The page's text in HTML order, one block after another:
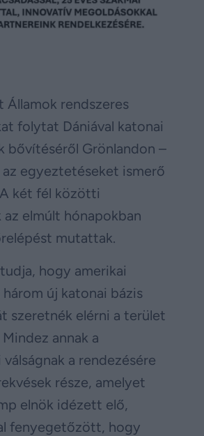
Államok rendszeres
folytat Dániával katonai
bővítéséről Grönlandon –
egyeztetéseket ismerő
két fél közötti
az elmúlt hónapokban
mutattak.
hogy amerikai
új katonai bázis
szeretnék elérni a terület
annak a
a rendezésére
része, amelyet
elnök idézett elő,
fenyegetőzött, hogy